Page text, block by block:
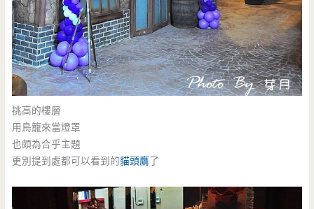
挑高的樓層
用鳥籠來當燈罩
也頗為合乎主題
更別提到處都可以看到的貓頭鷹了